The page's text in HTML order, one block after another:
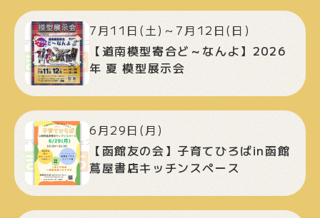
7月11日(土)～7月12日(日)
【道南模型寄合ど～なんよ】2026
年 夏 模型展示会
6月29日(月)
【函館友の会】子育てひろばin函館
蔦屋書店キッチンスペース